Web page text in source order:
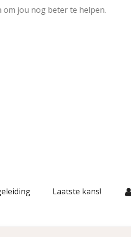
om jou nog beter te helpen.
Laatste kans!